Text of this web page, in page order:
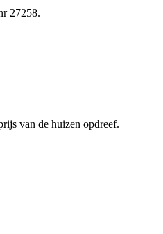
27258.
van de huizen opdreef.